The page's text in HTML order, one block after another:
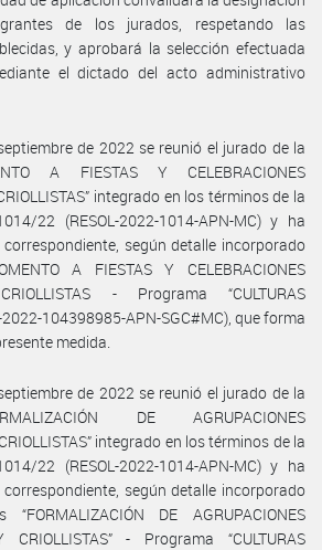
de los jurados, respetando las
y aprobará la selección efectuada
el dictado del acto administrativo
de 2022 se reunió el jurado de la
A FIESTAS Y CELEBRACIONES
integrado en los términos de la
22 (RESOL-2022-1014-APN-MC) y ha
según detalle incorporado
A FIESTAS Y CELEBRACIONES
CRIOLLISTAS - Programa “CULTURAS
2022-104398985-APN-SGC#MC), que forma
medida.
de 2022 se reunió el jurado de la
DE AGRUPACIONES
integrado en los términos de la
22 (RESOL-2022-1014-APN-MC) y ha
según detalle incorporado
DE AGRUPACIONES
CRIOLLISTAS” - Programa “CULTURAS